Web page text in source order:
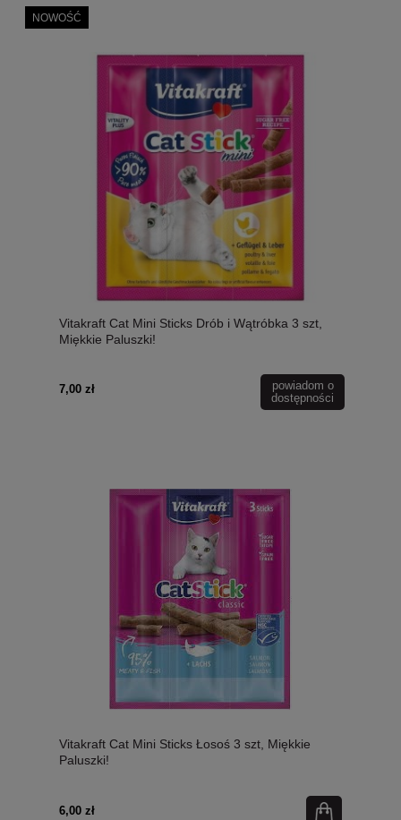
Vitakraft Cat Mini Sticks Drób i Wątróbka 3 szt,
Miękkie Paluszki!
7,00 zł
powiadom o
dostępności
NOWOŚĆ
Vitakraft Cat Mini Sticks Łosoś 3 szt, Miękkie
Paluszki!
6,00 zł